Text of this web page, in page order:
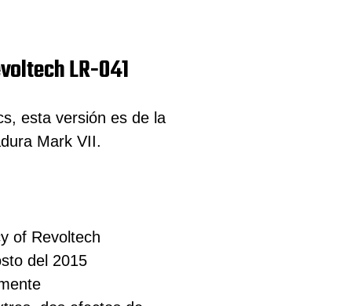
LR-041
esta versión es de la
Mark VII.
of Revoltech
del 2015